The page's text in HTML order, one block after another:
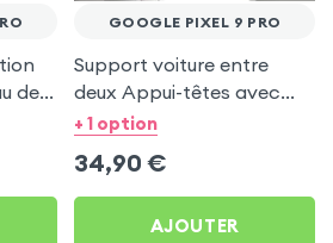
de
9
GOOGLE PIXEL 9 PRO
Support voiture entre
deux Appui-têtes avec
Tête rotative à 360° pour
+ 1 option
34,90 €
AJOUTER